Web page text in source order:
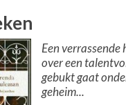
Een
over een
gebukt gaat
geheim...